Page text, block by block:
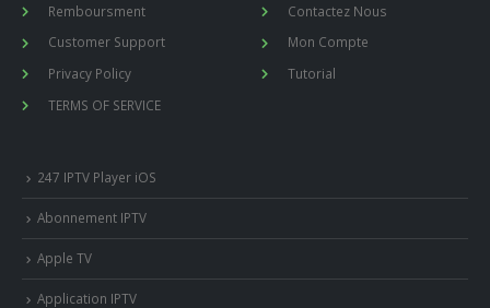
Remboursment
Customer Support
Privacy Policy
TERMS OF SERVICE
Contactez Nous
Mon Compte
Tutorial
247 IPTV Player iOS
Abonnement IPTV
Apple TV
Application IPTV